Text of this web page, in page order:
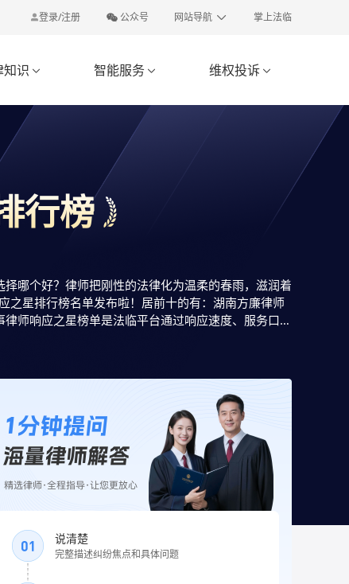
登录/注册 公众号 网站导航 掌上法临
知识  智能服务  维权投诉 
行榜
哪个好？律师把刚性的法律化为温柔的春雨，滋润着
之星排行榜名单发布啦！居前十的有：湖南方廉律师
师响应之星榜单是法临平台通过响应速度、服务口
家事律师？您可以多比较，也可以直接免费提问咨
说清楚
完整描述纠纷焦点和具体问题